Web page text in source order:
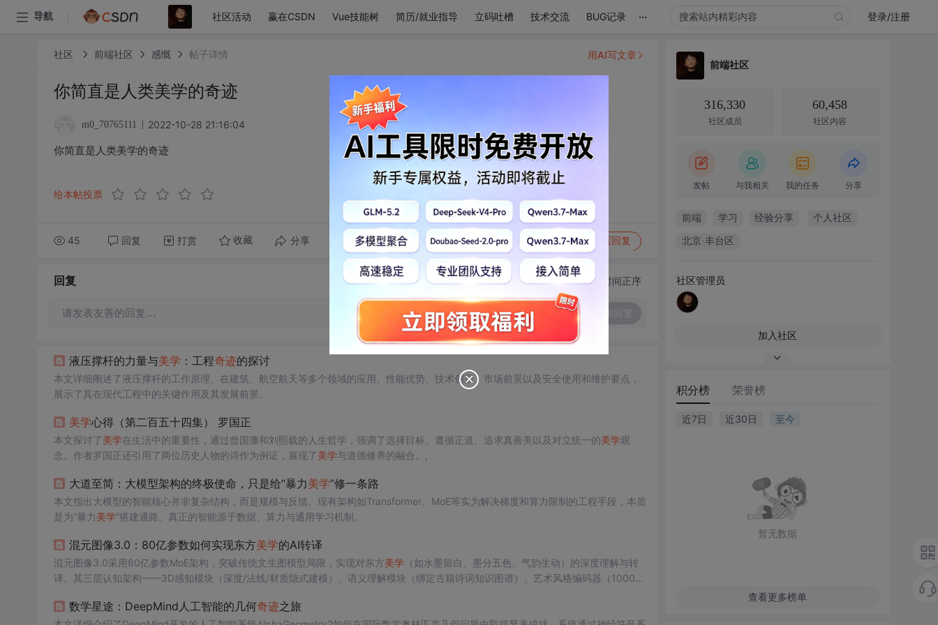
导航 社区活动 赢在CSDN Vue技能树 简历/就业指导 立码吐槽 技术交流 BUG记录 ... 登录/注册
社区 前端社区 感慨 帖子详情
你简直是人类美学的奇迹
m0_70765111 2022-10-28 21:16:04
你简直是人类美学的奇迹
给本帖投票
45 回复 打赏 收藏 分享 转发到动态 举报 写回复
用AI写文章
回复 切换为时间正序
请发表友善的回复…
液压撑杆的力量与美学 ：工程奇迹的探讨
本文详细阐述了液压撑杆的工作原理、在建筑、航空航天等多个领域的应用、性能优势、技术创新、市场前景以及安全使用和维护要点，
展示了其在现代工程中的关键作用及其发展前景。
美学心得（第二百五十四集） 罗国正
本文探讨了美学在生活中的重要性，通过曾国藩和刘熙载的人生哲学，强调了选择目标、遵循正道、追求真善美以及对立统一的美学观
念。作者罗国正还引用了两位历史人物的诗作为例证，展现了美学与道德修养的融合。,
大道至简：大模型架构的终极使命，只是给“暴力美学”修一条路
本文指出大模型的智能核心并非复杂结构，而是规模与反馈。现有架构如Transformer、MoE等实为解决梯度和算力限制的工程手段，本质
是为“暴力美学”搭建通路。真正的智能源于数据、算力与通用学习机制。
混元图像3.0：80亿参数如何实现东方美学的AI转译
混元图像3.0采用80亿参数MoE架构，突破传统文生图模型局限，实现对东方美学 （如水墨留白、墨分五色、气韵生动）的深度理解与转
译。其三层认知架构——3D感知模块（深度/法线/材质隐式建模）、语义理解模块（绑定古籍诗词知识图谱）、艺术风格编码器（1000
放）及轻量化3D先验设计，兼顾性能与可控性，支持本地部署与生产级API服务。
数学星途：DeepMind人工智能的几何奇迹之旅
前端社区
316,330
社区成员
60,458
社区内容
发帖 与我相关 我的任务 分享
前端 学习 经验分享 个人社区
北京·丰台区
社区管理员
加入社区
积分榜 荣誉榜
近7日 近30日 至今
暂无数据
查看更多榜单